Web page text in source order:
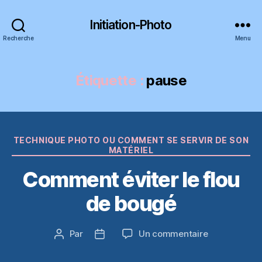
Recherche
Initiation-Photo
Menu
Étiquette : pause
Catégories
TECHNIQUE PHOTO OU COMMENT SE SERVIR DE SON
MATÉRIEL
Comment éviter le flou
de bougé
Auteur
Par
Date
Un commentairesur